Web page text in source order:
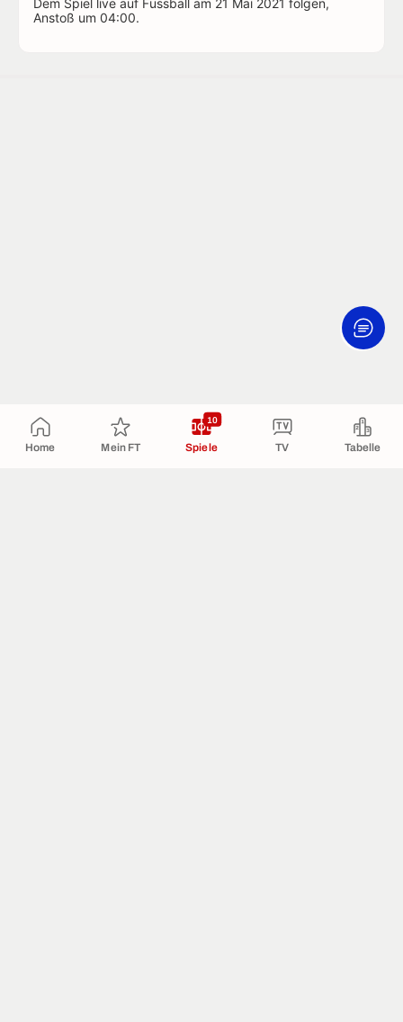
Home Mein FT Spiele
10
TV Tabelle
Anstoß um 04:00.